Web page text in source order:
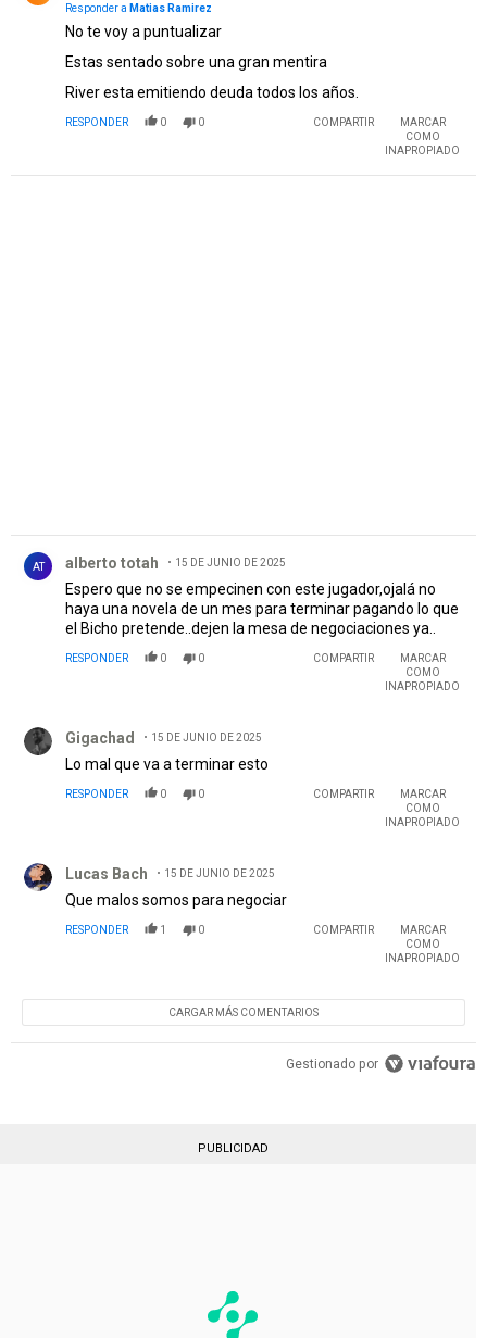
Responder a Matias Ramirez
No te voy a puntualizar
Estas sentado sobre una gran mentira
River esta emitiendo deuda todos los años.
RESPONDER 0 0 COMPARTIR
MARCAR
COMO
INAPROPIADO
AT alberto totah 15 DE JUNIO DE 2025
Espero que no se empecinen con este jugador,ojalá no
haya una novela de un mes para terminar pagando lo que
el Bicho pretende..dejen la mesa de negociaciones ya..
RESPONDER 0 0 COMPARTIR
MARCAR
COMO
INAPROPIADO
Gigachad 15 DE JUNIO DE 2025
Lo mal que va a terminar esto
RESPONDER 0 0 COMPARTIR
MARCAR
COMO
INAPROPIADO
Lucas Bach 15 DE JUNIO DE 2025
Que malos somos para negociar
RESPONDER 1 0 COMPARTIR
MARCAR
COMO
INAPROPIADO
CARGAR MÁS COMENTARIOS
Gestionado por
PUBLICIDAD